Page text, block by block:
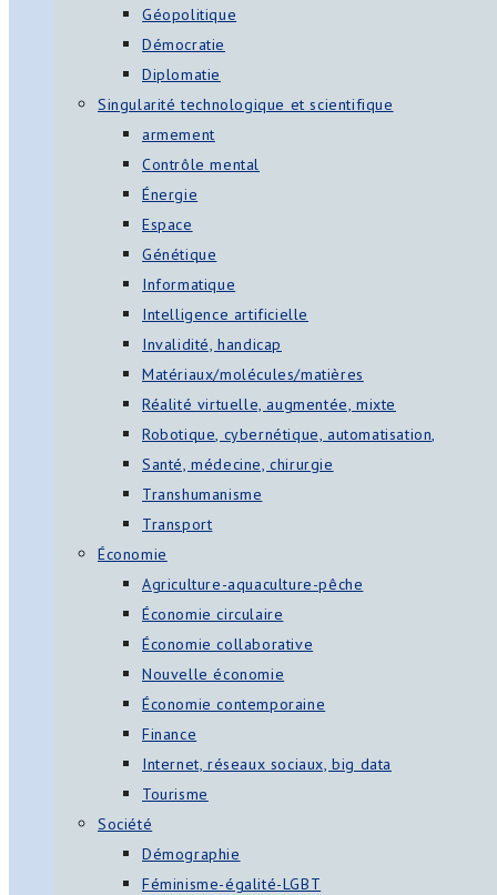
Géopolitique
Démocratie
Diplomatie
Singularité technologique et scientifique
armement
Contrôle mental
Énergie
Espace
Génétique
Informatique
Intelligence artificielle
Invalidité, handicap
Matériaux/molécules/matières
Réalité virtuelle, augmentée, mixte
Robotique, cybernétique, automatisation,
Santé, médecine, chirurgie
Transhumanisme
Transport
Économie
Agriculture-aquaculture-pêche
Économie circulaire
Économie collaborative
Nouvelle économie
Économie contemporaine
Finance
Internet, réseaux sociaux, big data
Tourisme
Société
Démographie
Féminisme-égalité-LGBT